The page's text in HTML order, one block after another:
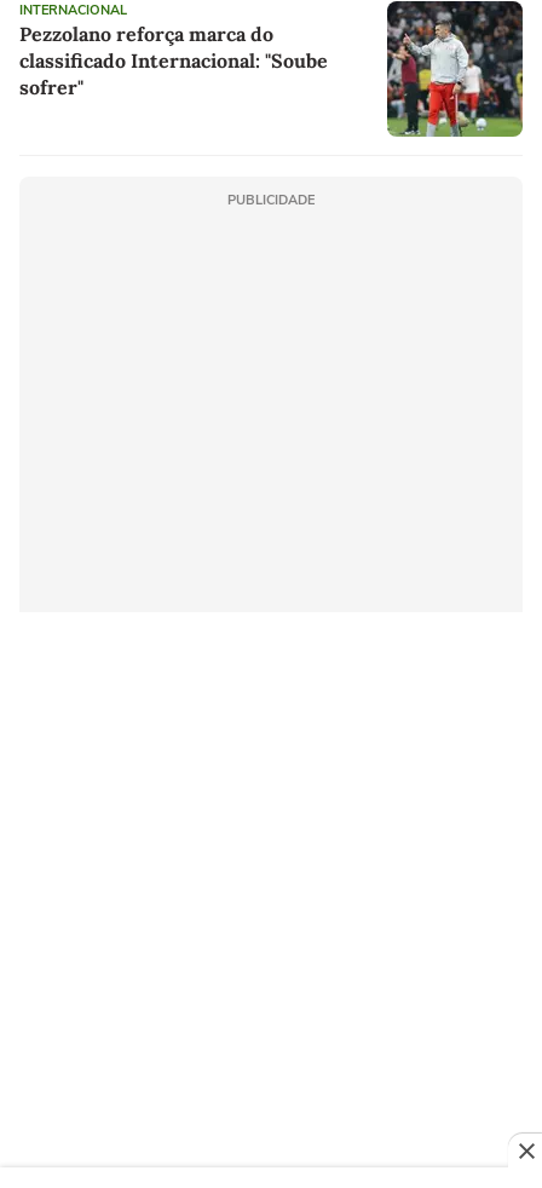
INTERNACIONAL
Pezzolano reforça marca do
classificado Internacional: "Soube
sofrer"
PUBLICIDADE